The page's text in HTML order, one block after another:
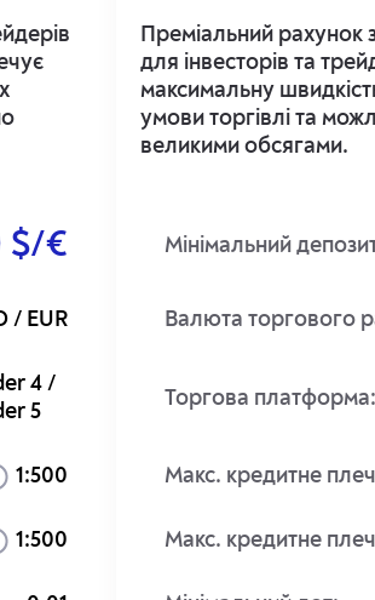
$/€
/ EUR
4 /
5
1:500
1:500
Преміальний рахунок
для інвесторів та
максимальну
умови торгівлі та
великими обсягами.
Мінімальний
Валюта торгового
Торгова платформа:
Макс. кредитне
Макс. кредитне